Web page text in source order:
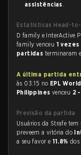
assistências.
Estatísticas Head-
D family e InterActive
family venceu 1 vezes
partidas terminaram
A última partida
às 03:15 no EPL
Philippines venceu 2 -
Previsão da partida
Usuários da Strafe
preveem a vitória do
a seu favor e 11.8%dos